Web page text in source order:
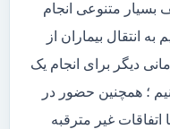
متنوعی انجام
انتقال بیماران از
دیگر برای انجام یک
؛ همچنین حضور در
اتفاقات غیر مترقبه